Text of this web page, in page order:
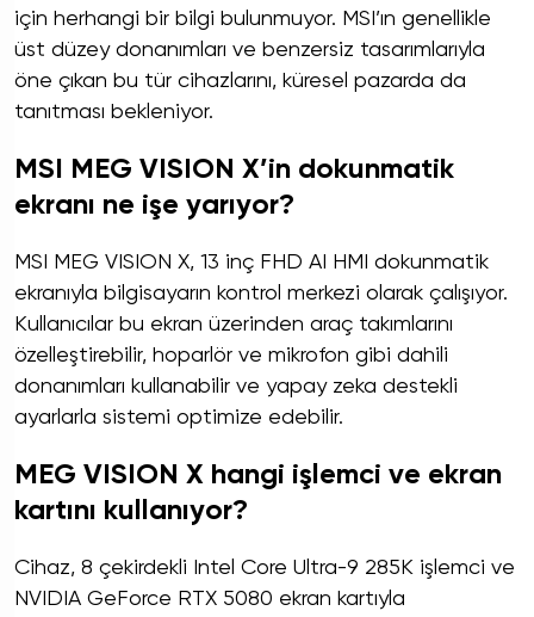
için herhangi bir bilgi bulunmuyor. MSI’ın genellikle
üst düzey donanımları ve benzersiz tasarımlarıyla
öne çıkan bu tür cihazlarını, küresel pazarda da
tanıtması bekleniyor.
MSI MEG VISION X’in dokunmatik
ekranı ne işe yarıyor?
MSI MEG VISION X, 13 inç FHD AI HMI dokunmatik
ekranıyla bilgisayarın kontrol merkezi olarak çalışıyor.
Kullanıcılar bu ekran üzerinden araç takımlarını
özelleştirebilir, hoparlör ve mikrofon gibi dahili
donanımları kullanabilir ve yapay zeka destekli
ayarlarla sistemi optimize edebilir.
MEG VISION X hangi işlemci ve ekran
kartını kullanıyor?
Cihaz, 8 çekirdekli Intel Core Ultra-9 285K işlemci ve
NVIDIA GeForce RTX 5080 ekran kartıyla